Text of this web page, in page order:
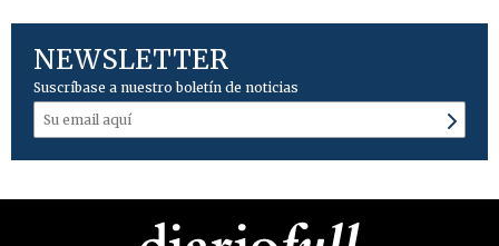
NEWSLETTER
Suscríbase a nuestro boletín de noticias